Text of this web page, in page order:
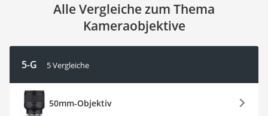
Alle Vergleiche zum Thema
Kameraobjektive
5-G 5 Vergleiche
50mm-Objektiv